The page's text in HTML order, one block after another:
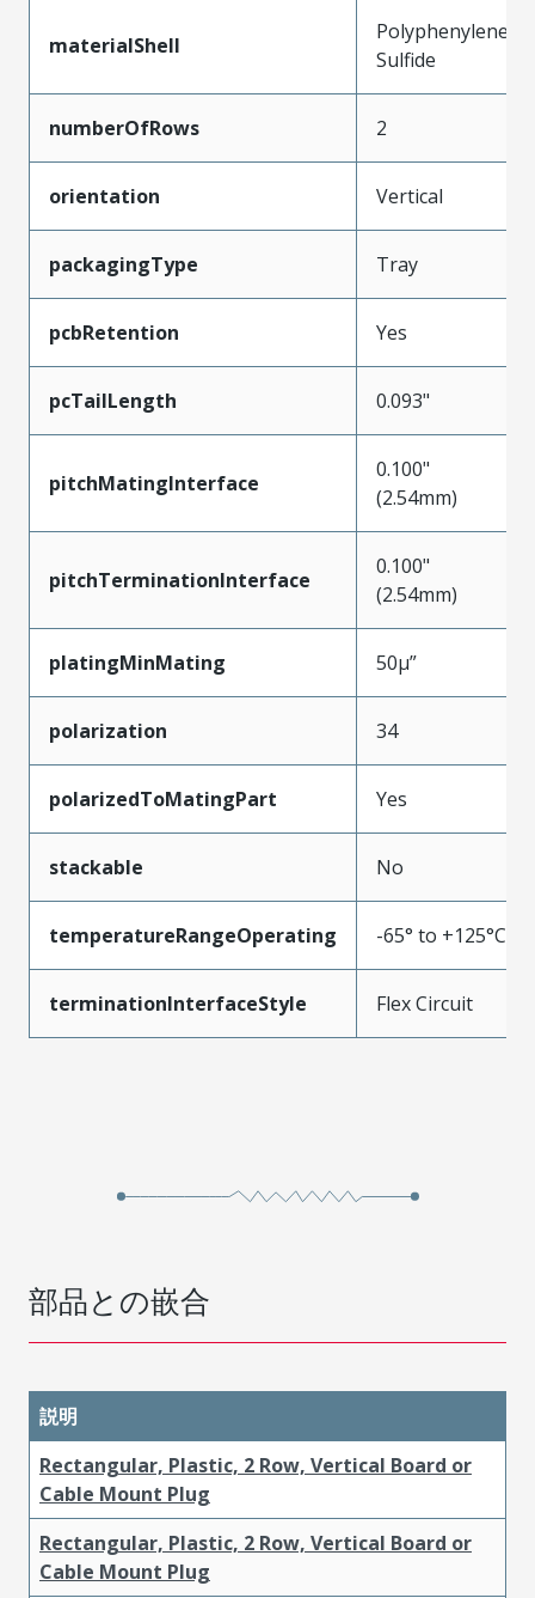
materialShell
Polyphenylene
Sulfide
numberOfRows 2
orientation Vertical
packagingType Tray
pcbRetention Yes
pcTailLength 0.093"
pitchMatingInterface
0.100"
(2.54mm)
pitchTerminationInterface
0.100"
(2.54mm)
platingMinMating 50µ”
polarization 34
polarizedToMatingPart Yes
stackable No
temperatureRangeOperating -65° to +125°C
terminationInterfaceStyle Flex Circuit
部品との嵌合
説明
Rectangular, Plastic, 2 Row, Vertical Board or
Cable Mount Plug
Rectangular, Plastic, 2 Row, Vertical Board or
Cable Mount Plug